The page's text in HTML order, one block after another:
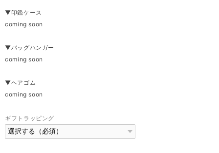
▼印鑑ケース
coming soon
▼バッグハンガー
coming soon
▼ヘアゴム
coming soon
ギフトラッピング